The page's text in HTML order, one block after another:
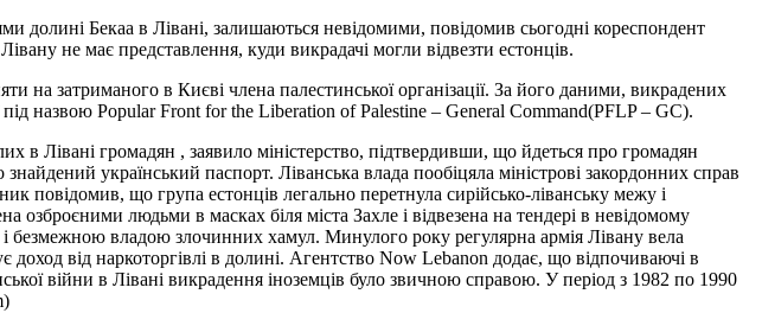
долині Бекаа в Лівані, залишаються невідомими, повідомив сьогодні кореспондент
не має представлення, куди викрадачі могли відвезти естонців.
затриманого в Києві члена палестинської організації. За його даними, викрадених
назвою Popular Front for the Liberation of Palestine – General Command(PFLP – GC).
в Лівані громадян , заявило міністерство, підтвердивши, що йдеться про громадян
український паспорт. Ліванська влада пообіцяла міністрові закордонних справ
повідомив, що група естонців легально перетнула сирійсько-ліванську межу і
озброєними людьми в масках біля міста Захле і відвезена на тендері в невідомому
і безмежною владою злочинних хамул. Минулого року регулярна армія Лівану вела
від наркоторгівлі в долині. Агентство Now Lebanon додає, що відпочиваючі в
війни в Лівані викрадення іноземців було звичною справою. У період з 1982 по 1990